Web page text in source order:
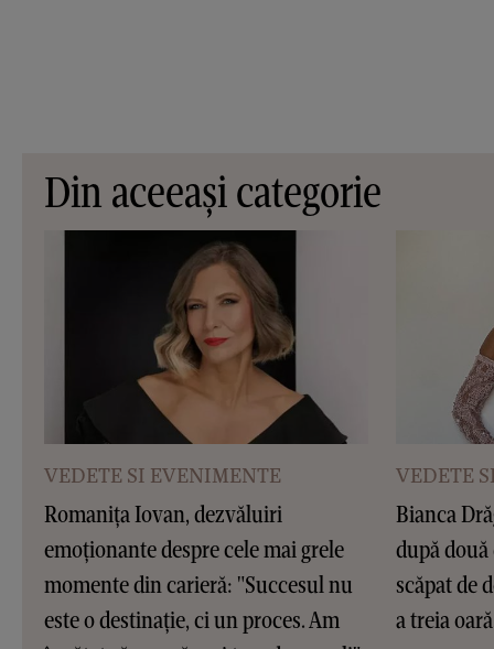
Din aceeași categorie
VEDETE SI EVENIMENTE
Romanița Iovan, dezvăluiri
emoționante despre cele mai grele
momente din carieră: "Succesul nu
este o destinație, ci un proces. Am
VEDETE
Bianca
după
scăpat de
a treia